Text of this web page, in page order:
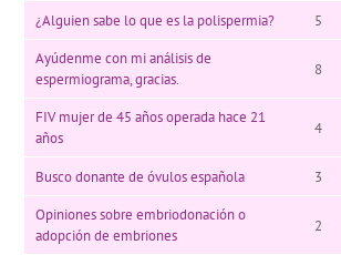
¿Alguien sabe lo que es la polispermia? 5
Ayúdenme con mi análisis de
espermiograma, gracias.
8
FIV mujer de 45 años operada hace 21
años
4
Busco donante de óvulos española 3
Opiniones sobre embriodonación o
adopción de embriones
2